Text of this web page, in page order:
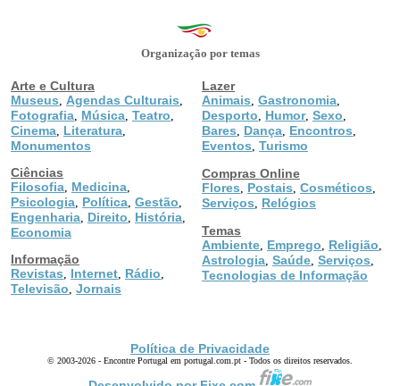
Organização por temas
Arte e Cultura
Museus
Agendas Culturais
Fotografia Música Teatro
Cinema Literatura
Monumentos
Ciências
Filosofia Medicina
Psicologia Política Gestão
Engenharia Direito História
Economia
Informação
Revistas
Internet Rádio
Televisão Jornais
Lazer
Animais Gastronomia
Desporto Humor, Sexo
Bares Dança Encontros
Eventos Turismo
Compras Online
Flores
Postais Cosméticos
Serviços
Relógios
Temas
Ambiente Emprego Religião
Astrologia Saúde Serviços
Tecnologias de Informação
Política de Privacidade
© 2003-2026 - Encontre Portugal em portugal.com.pt - Todos os direitos reservados.